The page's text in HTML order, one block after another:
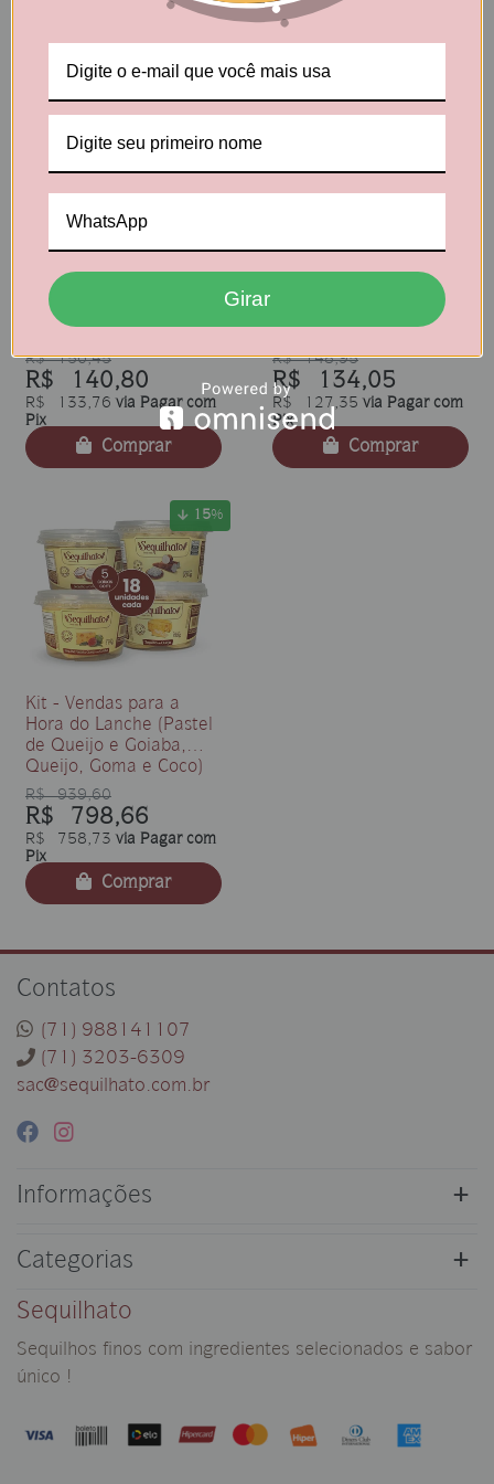
Comprar
10%
Kit Especial - Sabor de
infância (Queijo, Coco,
Amanteigado e Goma)
R$ 156,45
R$ 140,80
R$ 133,76 via Pagar com
Pix
Comprar
Kit - Amo café com
Amanteigado, Canela e
Limão com Goiabada)
R$ 148,95
R$ 134,05
R$ 127,35 via Pagar com
Pix
Comprar
15%
Kit - Vendas para a
Hora do Lanche (Pastel
de Queijo e Goiaba,
Queijo, Goma e Coco)
R$ 939,60
R$ 798,66
R$ 758,73 via Pagar com
Pix
Comprar
Contatos
(71) 988141107
(71) 3203-6309
sac@sequilhato.com.br
Informações
Categorias
Sequilhato
Sequilhos finos com ingredientes selecionados e sabor
único !
Girar